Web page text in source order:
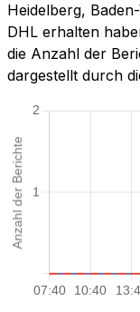
Heidelberg,
DHL erhalten
die Anzahl der
dargestellt durch